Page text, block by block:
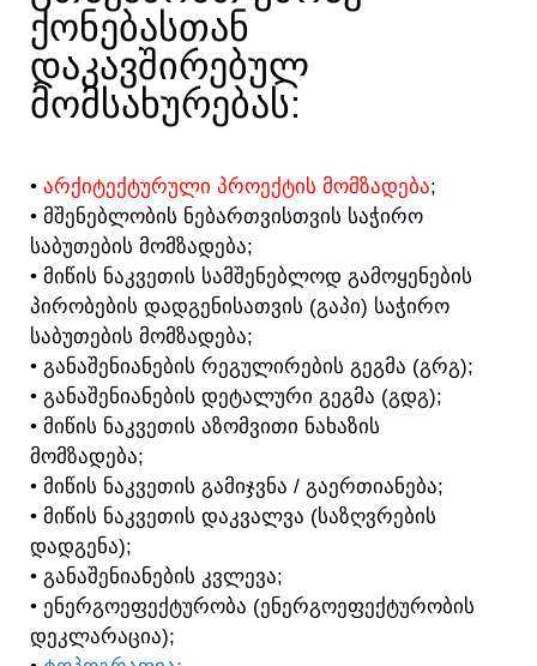
ᲥᲝᲜᲔᲑᲐᲡᲗᲐᲜ
ᲓᲐᲙᲐᲕᲨᲘᲠᲔᲑᲣᲚ
ᲛᲝᲛᲡᲐᲮᲣᲠᲔᲑᲐᲡ:​
• ᲐᲠᲥᲘᲢᲔᲥᲢᲣᲠᲣᲚᲘ ᲞᲠᲝᲔᲥᲢᲘᲡ ᲛᲝᲛᲖᲐᲓᲔᲑᲐ;
• ᲛᲨᲔᲜᲔᲑᲚᲝᲑᲘᲡ ᲜᲔᲑᲐᲠᲗᲕᲘᲡᲗᲕᲘᲡ ᲡᲐᲭᲘᲠᲝ
ᲡᲐᲑᲣᲗᲔᲑᲘᲡ ᲛᲝᲛᲖᲐᲓᲔᲑᲐ;
• ᲛᲘᲬᲘᲡ ᲜᲐᲙᲕᲔᲗᲘᲡ ᲡᲐᲛᲨᲔᲜᲔᲑᲚᲝᲓ ᲒᲐᲛᲝᲧᲔᲜᲔᲑᲘᲡ
ᲞᲘᲠᲝᲑᲔᲑᲘᲡ ᲓᲐᲓᲒᲔᲜᲘᲡᲐᲗᲕᲘᲡ (ᲒᲐᲞᲘ) ᲡᲐᲭᲘᲠᲝ
ᲡᲐᲑᲣᲗᲔᲑᲘᲡ ᲛᲝᲛᲖᲐᲓᲔᲑᲐ;
• ᲒᲐᲜᲐᲨᲔᲜᲘᲐᲜᲔᲑᲘᲡ ᲠᲔᲒᲣᲚᲘᲠᲔᲑᲘᲡ ᲒᲔᲒᲛᲐ (ᲒᲠᲒ);
• ᲒᲐᲜᲐᲨᲔᲜᲘᲐᲜᲔᲑᲘᲡ ᲓᲔᲢᲐᲚᲣᲠᲘ ᲒᲔᲒᲛᲐ (ᲒᲓᲒ);
• ᲛᲘᲬᲘᲡ ᲜᲐᲙᲕᲔᲗᲘᲡ ᲐᲖᲝᲛᲕᲘᲗᲘ ᲜᲐᲮᲐᲖᲘᲡ
ᲛᲝᲛᲖᲐᲓᲔᲑᲐ;
• ᲛᲘᲬᲘᲡ ᲜᲐᲙᲕᲔᲗᲘᲡ ᲒᲐᲛᲘᲯᲕᲜᲐ / ᲒᲐᲔᲠᲗᲘᲐᲜᲔᲑᲐ;
• ᲛᲘᲬᲘᲡ ᲜᲐᲙᲕᲔᲗᲘᲡ ᲓᲐᲙᲕᲐᲚᲕᲐ (ᲡᲐᲖᲦᲕᲠᲔᲑᲘᲡ
ᲓᲐᲓᲒᲔᲜᲐ);
• ᲒᲐᲜᲐᲨᲔᲜᲘᲐᲜᲔᲑᲘᲡ ᲙᲕᲚᲔᲕᲐ;
• ᲔᲜᲔᲠᲒᲝᲔᲤᲔᲥᲢᲣᲠᲝᲑᲐ (ᲔᲜᲔᲠᲒᲝᲔᲤᲔᲥᲢᲣᲠᲝᲑᲘᲡ
ᲓᲔᲙᲚᲐᲠᲐᲪᲘᲐ);